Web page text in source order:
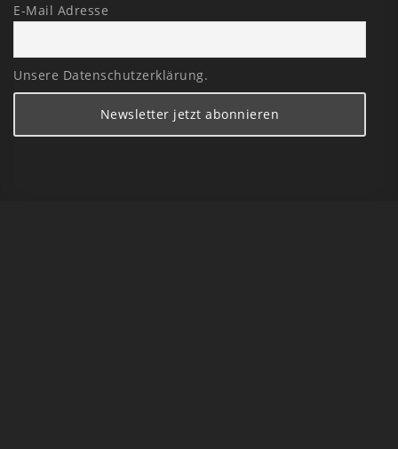
E-Mail Adresse
Unsere Datenschutzerklärung.